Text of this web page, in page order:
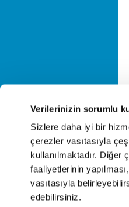
Verilerinizin sorumlu
Sizlere daha iyi bir
çerezler vasıtasıyla
kullanılmaktadır.
faaliyetlerinin
vasıtasıyla
edebilirsiniz.